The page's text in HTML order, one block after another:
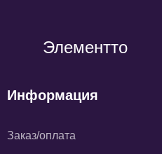
Элементто
Информация
Заказ/оплата